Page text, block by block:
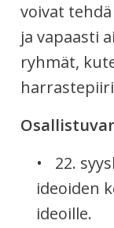
voivat
ja vapaasti
ryhmät,
22.
ideoiden
ideoille.